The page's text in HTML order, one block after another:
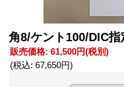
角8/ケント100/DIC
販売価格: 61,500円(税別)
(税込: 67,650円)